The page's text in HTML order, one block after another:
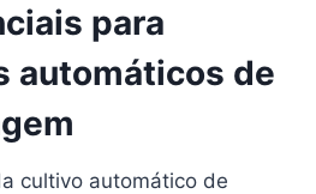
para
automáticos de
cultivo automático de